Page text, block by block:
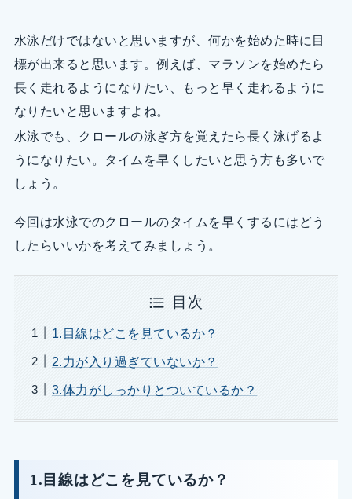
水泳だけではないと思いますが、何かを始めた時に目
標が出来ると思います。例えば、マラソンを始めたら
長く走れるようになりたい、もっと早く走れるように
なりたいと思いますよね。
水泳でも、クロールの泳ぎ方を覚えたら長く泳げるよ
うになりたい。タイムを早くしたいと思う方も多いで
しょう。
今回は水泳でのクロールのタイムを早くするにはどう
したらいいかを考えてみましょう。
目次
1.目線はどこを見ているか？
2.力が入り過ぎていないか？
3.体力がしっかりとついているか？
1.目線はどこを見ているか？